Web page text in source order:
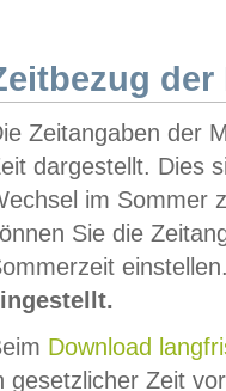
der
Zeitangaben der
dargestellt. Dies
im Sommer
Sie die
Download
gesetzlicher Zeit